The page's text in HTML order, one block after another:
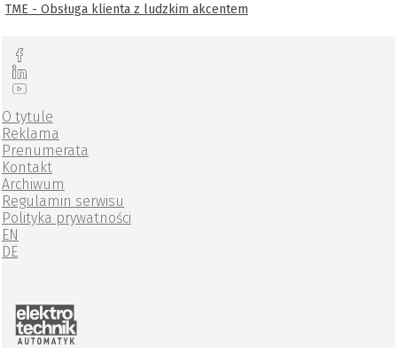
TME - Obsługa klienta z ludzkim akcentem
O tytule
Reklama
Prenumerata
Kontakt
Archiwum
Regulamin serwisu
Polityka prywatności
EN
DE